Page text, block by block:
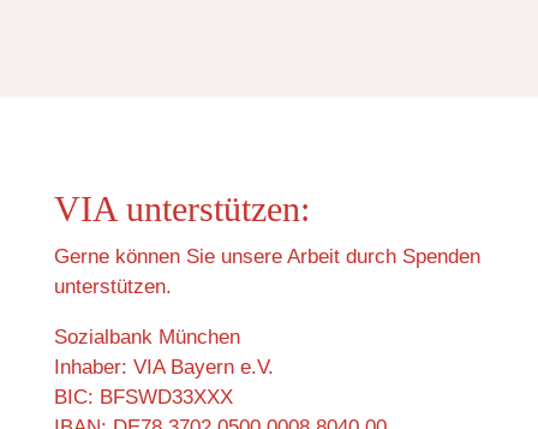
VIA unterstützen:
Gerne können Sie unsere Arbeit durch Spenden
unterstützen.
Sozialbank München
Inhaber: VIA Bayern e.V.
BIC: BFSWD33XXX